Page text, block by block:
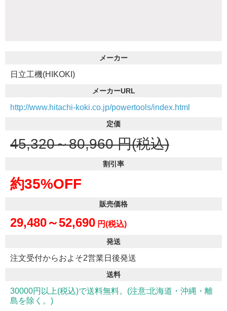
メーカー
日立工機(HIKOKI)
メーカーURL
http://www.hitachi-koki.co.jp/powertools/index.html
定価
45,320～80,960 円(税込)
割引率
約35%OFF
販売価格
29,480～52,690 円(税込)
発送
注文受付からおよそ2営業日後発送
送料
30000円以上(税込)で送料無料。(注意:北海道・沖縄・離
島を除く。)